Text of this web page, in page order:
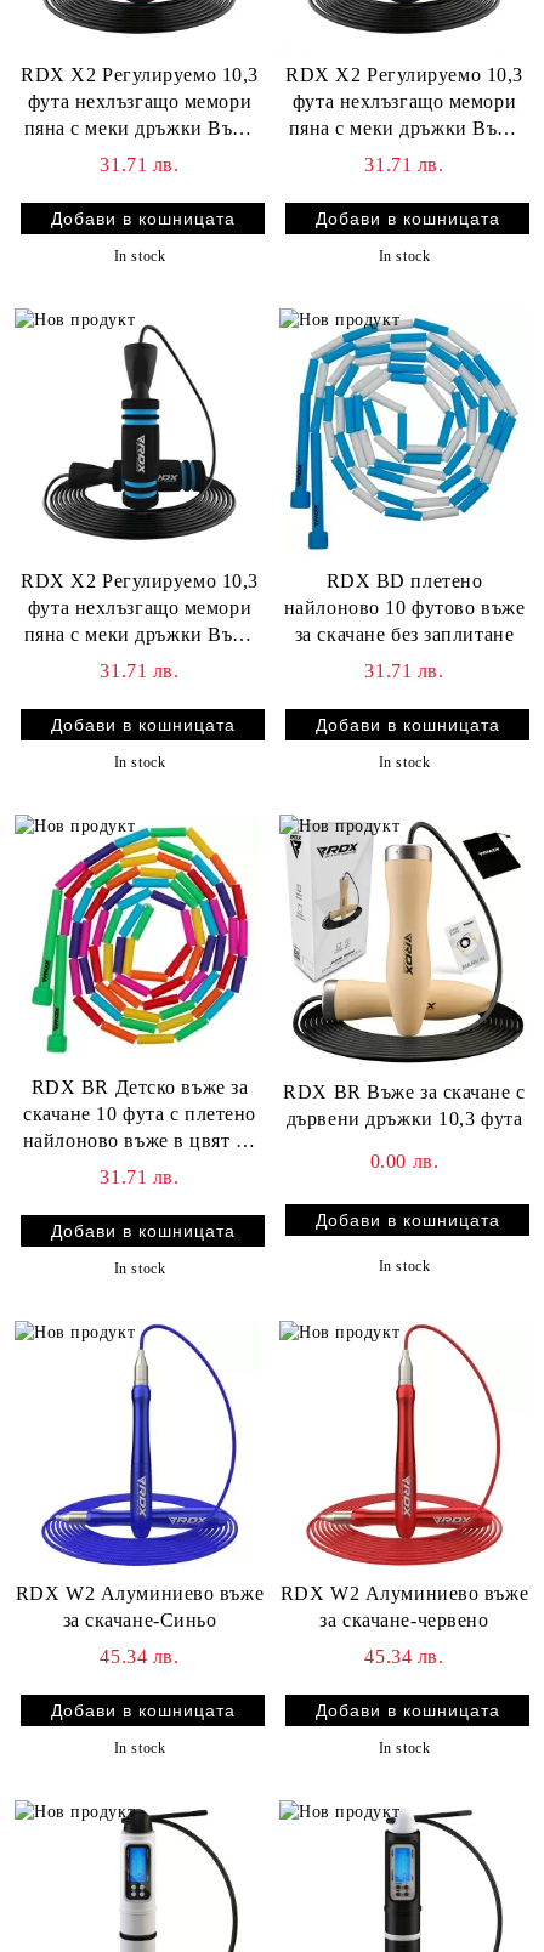
RDX X2 Регулируемо 10,3
фута нехлъзгащо мемори
пяна с меки дръжки Въже
за скачане
31.71 лв.
In stock
RDX X2 Регулируемо 10,3
фута нехлъзгащо мемори
пяна с меки дръжки Въже
за скачане
31.71 лв.
In stock
RDX X2 Регулируемо 10,3
фута нехлъзгащо мемори
пяна с меки дръжки Въже
за скачане
31.71 лв.
In stock
RDX BD плетено
найлоново 10 футово въже
за скачане без заплитане
31.71 лв.
In stock
RDX BR Детско въже за
скачане 10 фута с плетено
найлоново въже в цвят на
дъгата без заплитане
31.71 лв.
In stock
RDX BR Въже за скачане с
дървени дръжки 10,3 фута
0.00 лв.
In stock
RDX W2 Алуминиево въже
за скачане-Синьо
45.34 лв.
In stock
RDX W2 Алуминиево въже
за скачане-червено
45.34 лв.
In stock